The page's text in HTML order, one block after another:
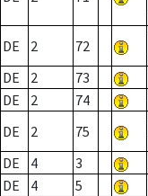
DE 2 72
DE
2 73
DE
2 74
DE
2 75
DE
4 3
DE
4 5